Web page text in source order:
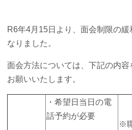
R6年4月15日より、面会制限の
なりました。
面会方法については、下記の内容
お願いいたします。
・希望日当日の電
話予約が必要
※